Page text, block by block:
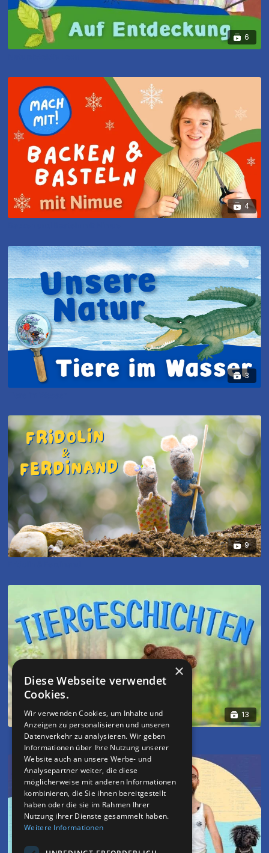
6
4
3
9
13
Tiergeschichten
×
Diese Webseite verwendet
Cookies.
Wir verwenden Cookies, um Inhalte und
Anzeigen zu personalisieren und unseren
Datenverkehr zu analysieren. Wir geben
Informationen über Ihre Nutzung unserer
Website auch an unsere Werbe- und
Analysepartner weiter, die diese
möglicherweise mit anderen Informationen
kombinieren, die Sie ihnen bereitgestellt
haben oder die sie im Rahmen Ihrer
Nutzung ihrer Dienste gesammelt haben.
Weitere Informationen